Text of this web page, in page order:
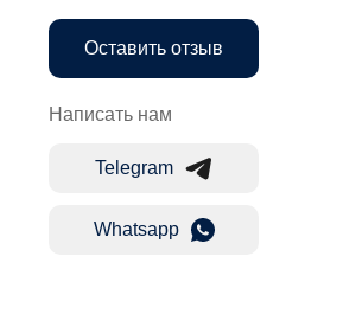
Оставить отзыв
Написать нам
Telegram
Whatsapp